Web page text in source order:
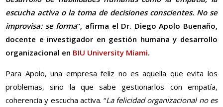
escucha activa o la toma de decisiones conscientes. No se
improvisa: se forma”, afirma el Dr. Diego Apolo Buenaño,
docente e investigador en gestión humana y desarrollo
organizacional en BIU University Miami.
Para Apolo, una empresa feliz no es aquella que evita los
problemas, sino la que sabe gestionarlos con empatía,
coherencia y escucha activa. “La felicidad organizacional no es